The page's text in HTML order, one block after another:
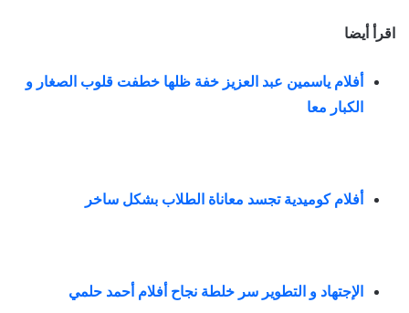
اقرأ أيضا
أفلام ياسمين عبد العزيز خفة ظلها خطفت قلوب الصغار و
الكبار معا
أفلام كوميدية تجسد معاناة الطلاب بشكل ساخر
الإجتهاد و التطوير سر خلطة نجاح أفلام أحمد حلمي